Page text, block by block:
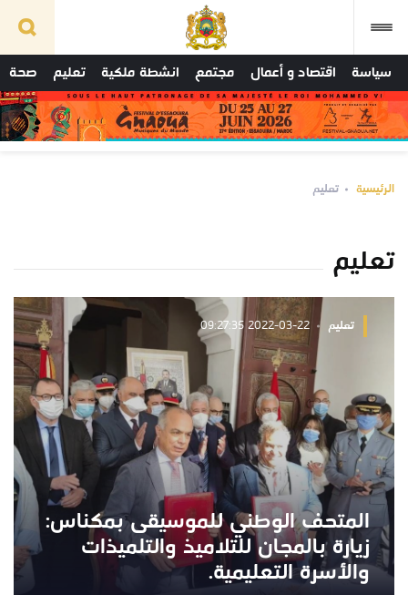
سياسة اقتصاد و أعمال مجتمع انشطة ملكية تعليم صحة
الرئيسية تعليم
تعليم
تعليم 2022-03-22 09:27:35
المتحف الوطني للموسيقى بمكناس:
زيارة بالمجان للتلاميذ والتلميذات
والأسرة التعليمية.